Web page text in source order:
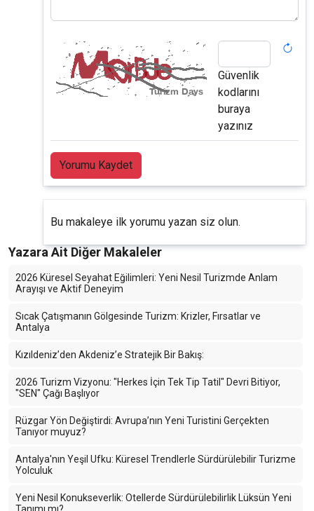
Güvenlik
kodlarını
buraya
yazınız
Yorumu Kaydet
Bu makaleye ilk yorumu yazan siz olun.
Yazara Ait Diğer Makaleler
2026 Küresel Seyahat Eğilimleri: Yeni Nesil Turizmde Anlam
Arayışı ve Aktif Deneyim
Sıcak Çatışmanın Gölgesinde Turizm: Krizler, Fırsatlar ve
Antalya
Kızıldeniz’den Akdeniz’e Stratejik Bir Bakış:
2026 Turizm Vizyonu: "Herkes İçin Tek Tip Tatil" Devri Bitiyor,
"SEN" Çağı Başlıyor
Rüzgar Yön Değiştirdi: Avrupa’nın Yeni Turistini Gerçekten
Tanıyor muyuz?
Antalya'nın Yeşil Ufku: Küresel Trendlerle Sürdürülebilir Turizme
Yolculuk
Yeni Nesil Konukseverlik: Otellerde Sürdürülebilirlik Lüksün Yeni